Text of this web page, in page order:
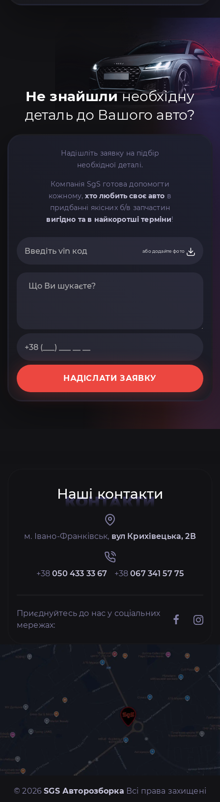
Не знайшлинеобхідну
деталь до Вашого авто?
Надішліть заявку на підбір
необхідної деталі.
Компанія SgS готова допомогти
кожному,хто любить своє авто в
придбанні якісних б/в запчастин
вигідно та в найкоротші терміни!
або додайте фото
НАДІСЛАТИ ЗАЯВКУ
Наші контакти
КОНТАКТИ
м. Івано-Франківськ, вул Крихівецька, 2В
+38050 433 33 67 +38067 341 57 75
Приєднуйтесь до нас у соціальних
мережах:
© 2026SGS Авторозборка Всі права захищені